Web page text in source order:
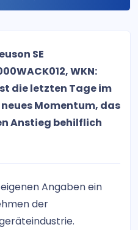
SE
WKN:
die letzten Tage im
Momentum, das
Anstieg behilflich
Angaben ein
der